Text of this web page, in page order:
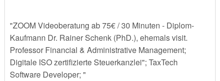
"ZOOM Videoberatung ab 75€ / 30 Minuten - Diplom-
Kaufmann Dr. Rainer Schenk (PhD.), ehemals visit.
Professor Financial & Administrative Management;
Digitale ISO zertifizierte Steuerkanzlei"; TaxTech
Software Developer; "